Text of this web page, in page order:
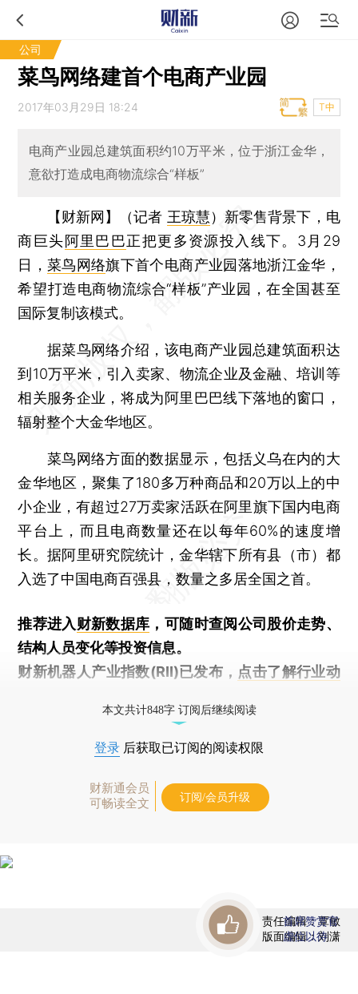
公司
菜鸟网络建首个电商产业园
2017年03月29日 18:24 T中
电商产业园总建筑面积约10万平米，位于浙江金华，
意欲打造成电商物流综合“样板”
【财新网】（记者 王琼慧） 新零售背景下，电
商巨头阿里巴巴正把更多资源投入线下。3月29
日，菜鸟网络旗下首个电商产业园落地浙江金华，
希望打造电商物流综合“样板”产业园，在全国甚至
国际复制该模式。
据菜鸟网络介绍，该电商产业园总建筑面积达
到10万平米，引入卖家、物流企业及金融、培训等
相关服务企业，将成为阿里巴巴线下落地的窗口，
辐射整个大金华地区。
菜鸟网络方面的数据显示，包括义乌在内的大
金华地区，聚集了180多万种商品和20万以上的中
小企业，有超过27万卖家活跃在阿里旗下国内电商
平台上，而且电商数量还在以每年60%的速度增
长。据阿里研究院统计，金华辖下所有县（市）都
入选了中国电商百强县，数量之多居全国之首。
推荐进入财新数据库 ，可随时查阅公司股价走势、
结构人员变化等投资信息。
财新机器人产业指数(RII)已发布， 点击了解行业动
本文共计848字 订阅后继续阅读
登录 后获取已订阅的阅读权限
财新通会员
可畅读全文
订阅/会员升级
责任编辑：覃敏
版面编辑：刘潇
首席赞赏官
虚位以待